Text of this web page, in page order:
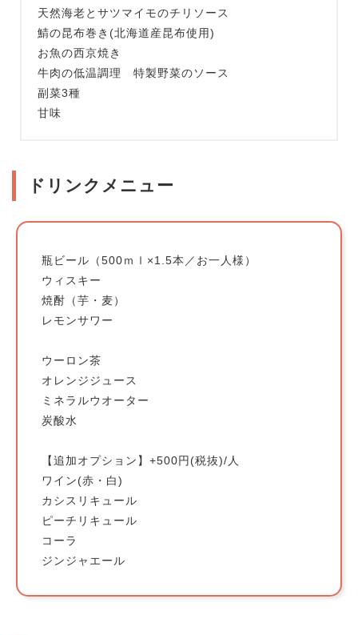
天然海老とサツマイモのチリソース
鯖の昆布巻き(北海道産昆布使用)
お魚の西京焼き
牛肉の低温調理 特製野菜のソース
副菜3種
甘味
ドリンクメニュー
瓶ビール（500ｍｌ×1.5本／お一人様）
ウィスキー
焼酎（芋・麦）
レモンサワー
ウーロン茶
オレンジジュース
ミネラルウオーター
炭酸水
【追加オプション】+500円(税抜)/人
ワイン(赤・白)
カシスリキュール
ピーチリキュール
コーラ
ジンジャエール